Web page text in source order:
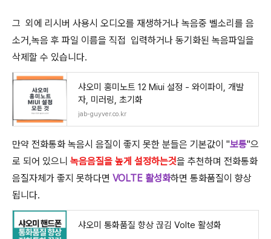
그 외에 리시버 사용시 오디오를 재생하거나 녹음중 벨소리를 음
소거,녹음 후 파일 이름을 직접 입력하거나 동기화된 녹음파일을
삭제할 수 있습니다.
샤오미 홍미노트 12 Miui 설정 - 와이파이, 개발
자, 미러링, 초기화
jab-guyver.co.kr
만약 전화통화 녹음시 음질이 좋지 못한 분들은 기본값이 "보통"으
로 되어 있으니 녹음음질을 높게 설정하는것을 추천하며 전화통화
음질자체가 좋지 못하다면 VOLTE 활성화하면 통화품질이 향상
됩니다.
샤오미 통화품질 향상 끊김 Volte 활성화